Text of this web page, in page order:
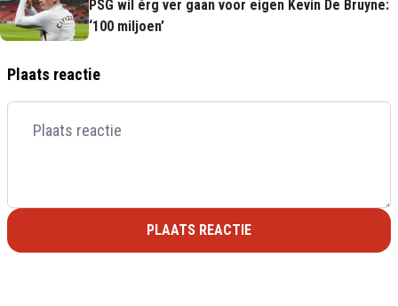
PSG wil érg ver gaan voor eigen Kevin De Bruyne:
‘100 miljoen’
Plaats reactie
PLAATS REACTIE